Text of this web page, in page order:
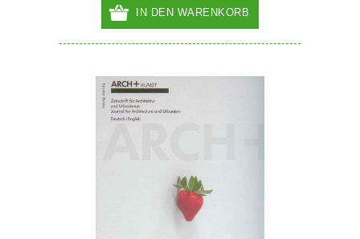
IN DEN WARENKORB